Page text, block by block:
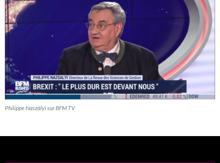
Philippe Naszályi sur BFM TV